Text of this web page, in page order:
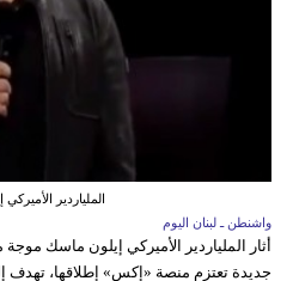
الملياردير
واشنطن ـ لبنان اليوم
أثار الملياردير الأميركي إيلون ماسك
جديدة تعتزم منصة «إكس» إطلاقها، تهدف